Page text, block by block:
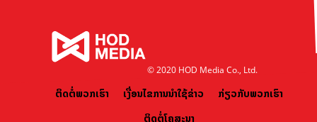
© 2020 HOD Media Co., Ltd.
ຕິດຕໍ່ພວກເຮົາ ເງື່ອນໄຂການນຳໃຊ້ຂ່າວ
ກ່ຽວກັບພວກເຮົາ
ຕິດຕໍ່ໂຄສະນາ